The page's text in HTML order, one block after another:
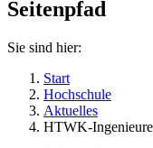
Seitenpfad
Sie sind hier:
Start
Hochschule
Aktuelles
HTWK-